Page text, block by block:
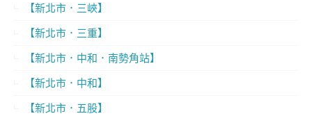
【新北市．三峽】
【新北市．三重】
【新北市．中和．南勢角站】
【新北市．中和】
【新北市．五股】